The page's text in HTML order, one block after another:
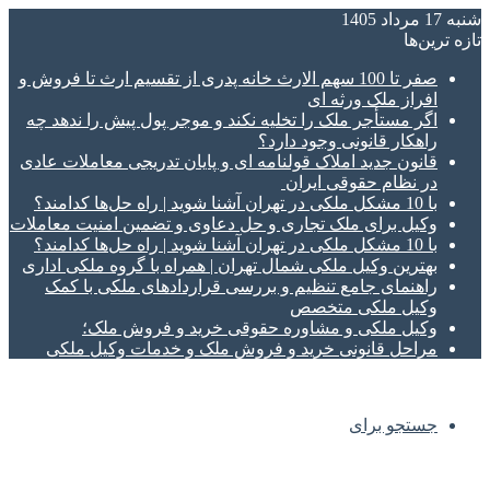
شنبه 17 مرداد 1405
تازه‌ ترین‌ها
صفر تا 100 سهم الارث خانه پدری از تقسیم ارث تا فروش و
افراز ملک ورثه ای
اگر مستأجر ملک را تخلیه نکند و موجر پول پیش را ندهد چه
راهکار قانونی وجود دارد؟
قانون جدید املاک قولنامه ای و پایان تدریجی معاملات عادی
در نظام حقوقی ایران
با 10 مشکل ملکی در تهران آشنا شوید | راه حل‌ها کدامند؟
وکیل برای ملک تجاری و حل دعاوی و تضمین امنیت معاملات
با 10 مشکل ملکی در تهران آشنا شوید | راه حل‌ها کدامند؟
بهترین وکیل ملکی شمال تهران | همراه با گروه ملکی اداری
راهنمای جامع تنظیم و بررسی قراردادهای ملکی با کمک
وکیل ملکی متخصص
وکیل ملکی و مشاوره حقوقی خرید و فروش ملک؛
مراحل قانونی خرید و فروش ملک و خدمات وکیل ملکی
جستجو برای